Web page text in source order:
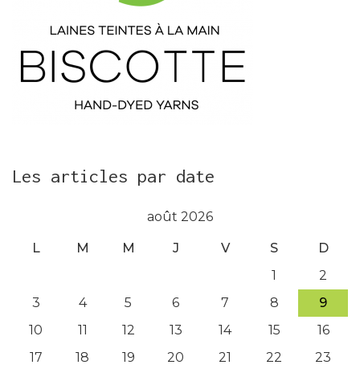
Les articles par date
août 2026
L M M J V S
D
1
2
3
4 5 6 7 8
9
10
11 12 13 14 15
16
17
18 19 20 21 22 23